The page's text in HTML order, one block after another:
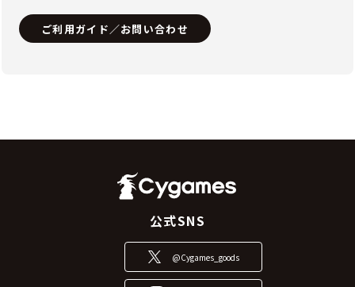
ご利用ガイド／お問い合わせ
公式SNS
@Cygames_goods